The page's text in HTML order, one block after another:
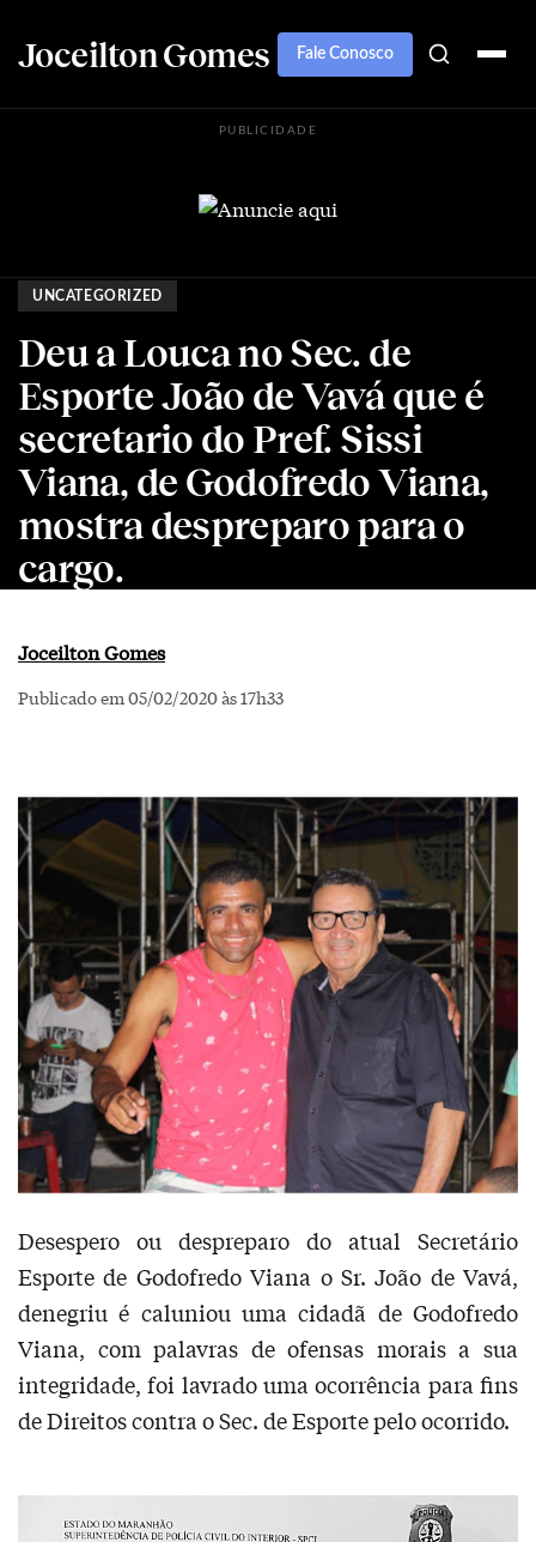
Joceilton Gomes Fale Conosco
PUBLICIDADE
UNCATEGORIZED
Deu a Louca no Sec. de
Esporte João de Vavá que é
secretario do Pref. Sissi
Viana, de Godofredo Viana,
mostra despreparo para o
cargo.
Joceilton Gomes
Publicado em 05/02/2020 às 17h33
Desespero ou despreparo do atual Secretário
Esporte de Godofredo Viana o Sr. João de Vavá,
denegriu é caluniou uma cidadã de Godofredo
Viana, com palavras de ofensas morais a sua
integridade, foi lavrado uma ocorrência para fins
de Direitos contra o Sec. de Esporte pelo ocorrido.